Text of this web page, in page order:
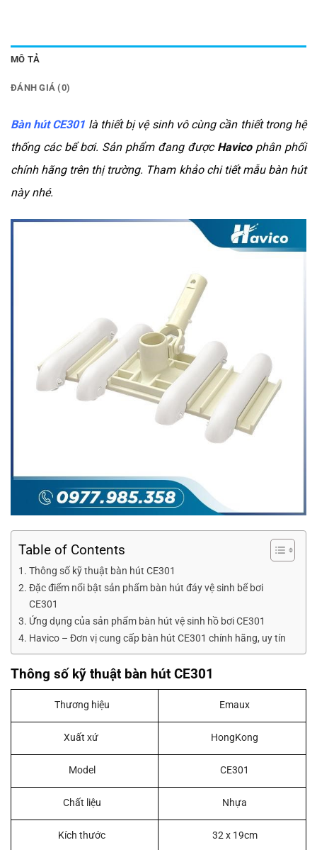
MÔ TẢ
ĐÁNH GIÁ (0)
Bàn hút CE301 là thiết bị vệ sinh vô cùng cần thiết trong hệ
thống các bể bơi. Sản phẩm đang được Havicophân phối
chính hãng trên thị trường. Tham khảo chi tiết mẫu bàn hút
này nhé.
Table of Contents
Thông số kỹ thuật bàn hút CE301
Đặc điểm nổi bật sản phẩm bàn hút đáy vệ sinh bể bơi
CE301
Ứng dụng của sản phẩm bàn hút vệ sinh hồ bơi CE301
Havico – Đơn vị cung cấp bàn hút CE301 chính hãng, uy tín
Thông số kỹ thuật bàn hút CE301
Thương hiệu Emaux
Xuất xứ HongKong
Model CE301
Chất liệu Nhựa
Kích thước 32 x 19cm